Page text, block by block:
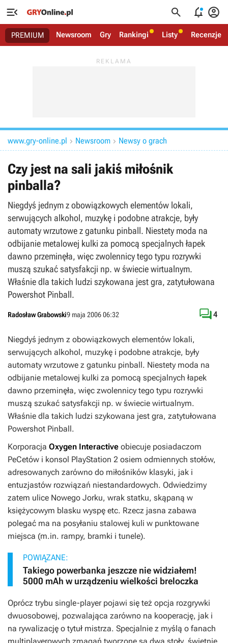
   
PREMIUM Newsroom Gry Rankingi Listy Recenzje
www.gry-online.pl  Newsroom  Newsy o grach
Czy jest na sali jakiś miłośnik
pinballa?
Niegdyś jednym z obowiązkowych elementów lokali,
serwujących alkohol, muzykę i podobne atrakcje, były
automaty wrzutowe z gatunku pinball. Niestety moda na
odbijanie metalowej kulki za pomocą specjalnych łapek
dawno przeminęła, więc zwolennicy tego typu rozrywki
muszą szukać satysfakcji np. w świecie wirtualnym.
Właśnie dla takich ludzi szykowana jest gra, zatytułowana
Powershot Pinball.
Radosław Grabowski9 maja 2006 06:32 4
Niegdyś jednym z obowiązkowych elementów lokali,
serwujących alkohol, muzykę i podobne atrakcje, były
automaty wrzutowe z gatunku pinball. Niestety moda na
odbijanie metalowej kulki za pomocą specjalnych łapek
dawno przeminęła, więc zwolennicy tego typu rozrywki
muszą szukać satysfakcji np. w świecie wirtualnym.
Właśnie dla takich ludzi szykowana jest gra, zatytułowana
Powershot Pinball.
Korporacja Oxygen Interactive obiecuje posiadaczom
PeCetów i konsol PlayStation 2 osiem odmiennych stołów,
adresowanych zarówno do miłośników klasyki, jak i
entuzjastów rozwiązań niestandardowych. Odwiedzimy
zatem ulice Nowego Jorku, wrak statku, skąpaną w
księżycowym blasku wyspę etc. Rzecz jasna zabawa
polegać ma na posyłaniu stalowej kuli w punktowane
miejsca (m.in. rampy, bramki i tunele).
POWIĄZANE:
Takiego powerbanka jeszcze nie widziałem!
5000 mAh w urządzeniu wielkości breloczka
Oprócz trybu single-player pojawi się też opcja rozgrywki
dwuosobowej, pozwalająca zarówno na kooperację, jak i
na rywalizację o tytuł mistrza. Specjalnie z myślą o fanach